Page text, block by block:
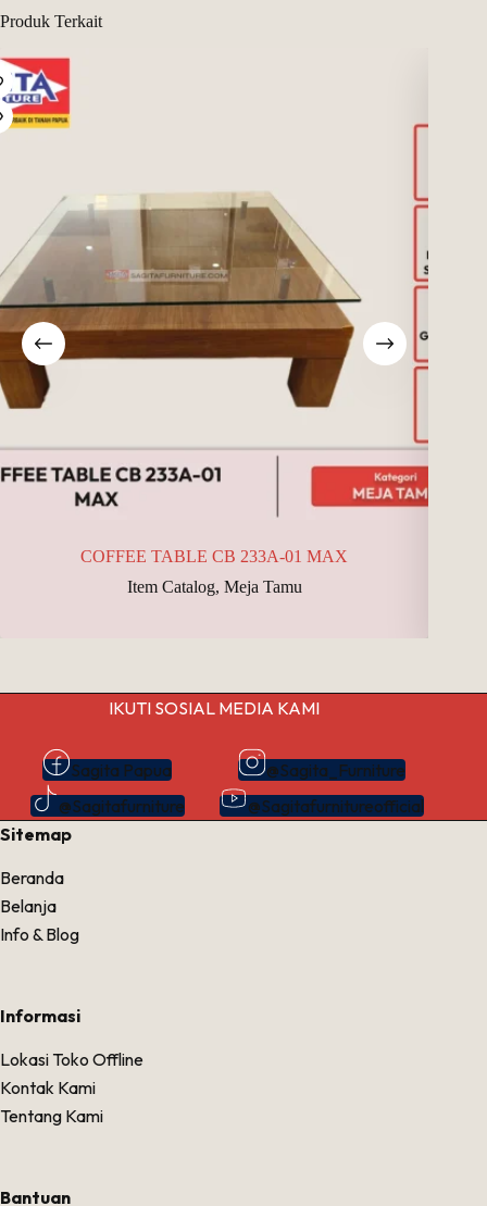
Produk Terkait
COFFEE TABLE CB 233A-01 MAX
Item Catalog, Meja Tamu
IKUTI SOSIAL MEDIA KAMI
Sagita Papua
@Sagita_Furniture
@Sagitafurniture
@Sagitafurnitureofficial
Sitemap
Beranda
Belanja
Info & Blog
Informasi
Lokasi Toko Offline
Kontak Kami
Tentang Kami
Bantuan